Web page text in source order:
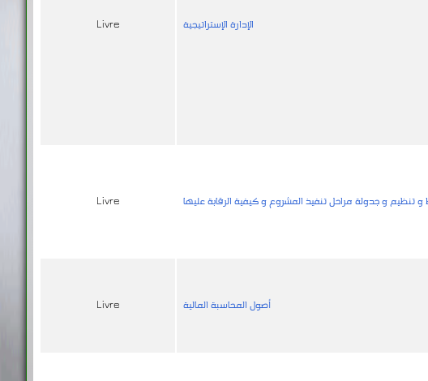
Livre الإدارة الإستراتيجية
Livre تنظيم و جدولة مراحل تنفيذ المشروع و كيفية الرقابة عليها
Livre أصول المحاسبة المالية